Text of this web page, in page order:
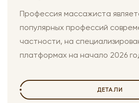
Профессия массажиста
популярных профессий
частности, на
платформах на начало 2026
ДЕТАЛИ